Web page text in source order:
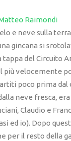
Raimondi
e neve sulla
gincana si
tappa del Circuito
più velocemente
poco prima dal
neve fresca,
Claudio e
ed io). Dopo
per il resto della